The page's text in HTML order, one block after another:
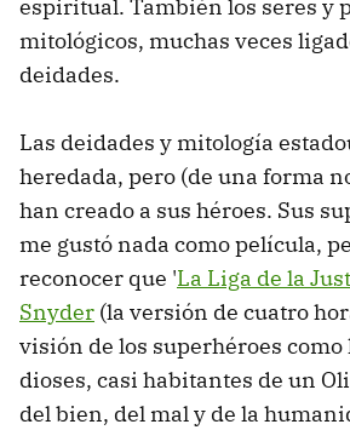
espiritual. También los seres y
mitológicos, muchas veces
deidades.
Las deidades y mitología
heredada, pero (de una forma
han creado a sus héroes. Sus
me gustó nada como película,
reconocer que 'La Liga de la
Snyder (la versión de cuatro
visión de los superhéroes como
dioses, casi habitantes de un
del bien, del mal y de la